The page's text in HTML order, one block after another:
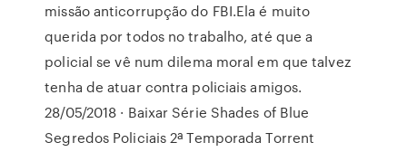
missão anticorrupção do FBI.Ela é muito
querida por todos no trabalho, até que a
policial se vê num dilema moral em que talvez
tenha de atuar contra policiais amigos.
28/05/2018 · Baixar Série Shades of Blue
Segredos Policiais 2ª Temporada Torrent